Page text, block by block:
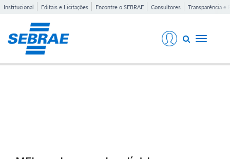
Institucional Editais e Licitações Encontre o SEBRAE Consultores Transparência e
Toggle